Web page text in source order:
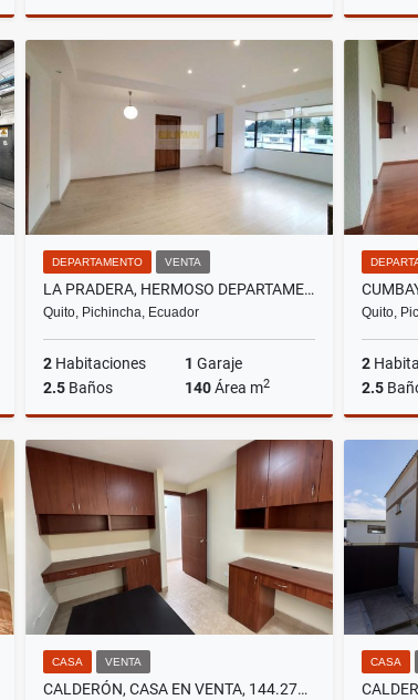
US$184,500
DEPARTAMENTO VENTA
LA PRADERA, HERMOSO DEPARTAMENTO REMODELADO EN VENTA, 140M2
Quito, Pichincha, Ecuador
2 Habitaciones 1 Garaje
2.5 Baños 140Área m2
Venta
US$129,000
Quito,
2
2.5
CASA VENTA
CALDERÓN, CASA EN VENTA, 144.27M2, 3 HABITACIONES
CASA